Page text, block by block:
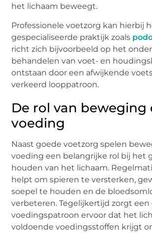
het lichaam beweegt.
Professionele voetzorg kan hierbij
gespecialiseerde praktijk zoals
richt zich bijvoorbeeld op het
behandelen van voet- en
ontstaan door een afwijkende
verkeerd looppatroon.
De rol van beweging
voeding
Naast goede voetzorg spelen
voeding een belangrijke rol bij het
houden van het lichaam.
helpt om spieren te versterken,
soepel te houden en de
verbeteren. Tegelijkertijd zorgt een
voedingspatroon ervoor dat het
voldoende voedingsstoffen krijgt